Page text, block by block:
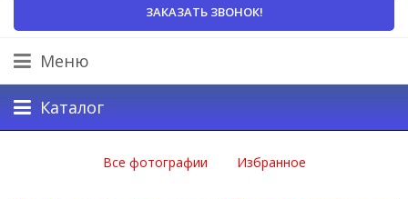
ЗАКАЗАТЬ ЗВОНОК!
Меню
Каталог
Все фотографии Избранное